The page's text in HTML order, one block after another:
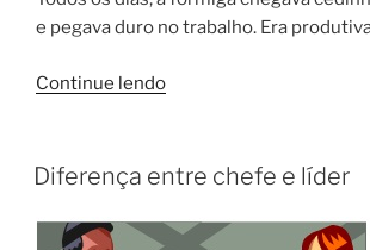
e pegava duro no trabalho. Era
Continue lendo
Diferença entre chefe e líder